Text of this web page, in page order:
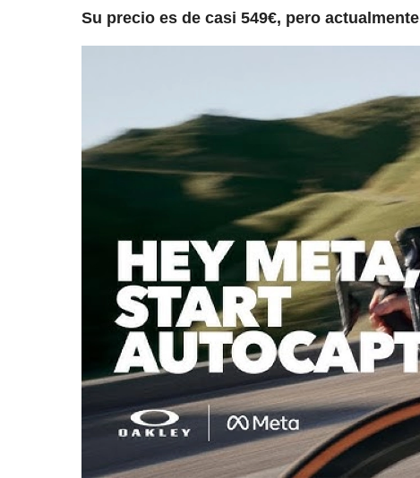
Su precio es de casi 549€, pero actualmente